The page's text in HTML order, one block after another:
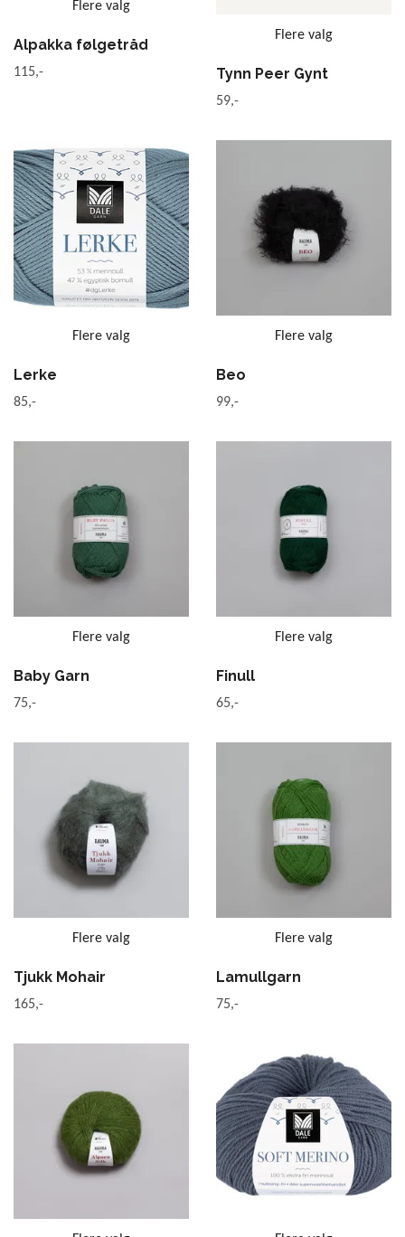
Flere valg
Alpakka følgetråd
115,-
Flere valg
Tynn Peer Gynt
59,-
Flere valg
Lerke
85,-
Flere valg
Beo
99,-
Flere valg
Baby Garn
75,-
Flere valg
Finull
65,-
Flere valg
Tjukk Mohair
165,-
Flere valg
Lamullgarn
75,-